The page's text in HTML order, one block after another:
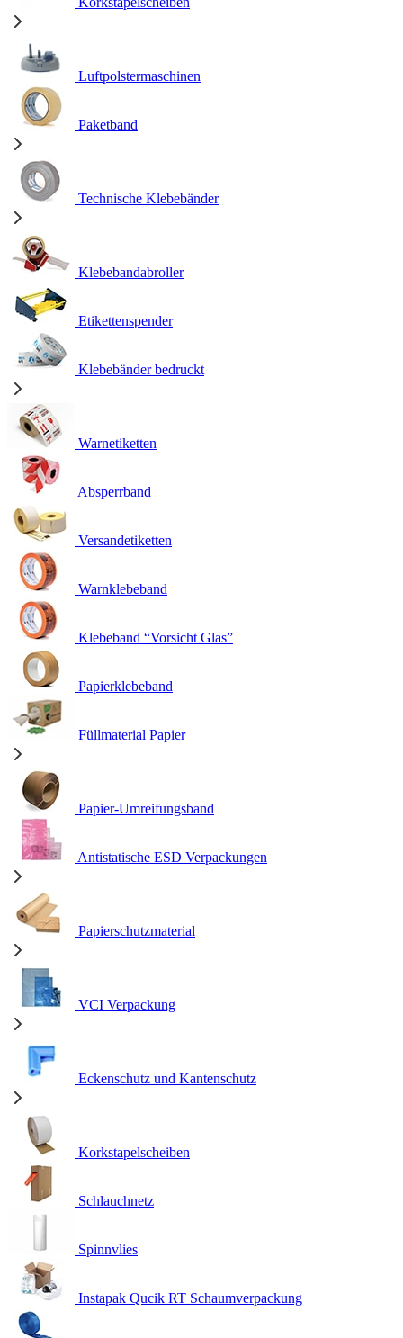
Luftpolstermaschinen
Paketband
Technische Klebebänder
Klebebandabroller
Etikettenspender
Klebebänder bedruckt
Warnetiketten
Absperrband
Versandetiketten
Warnklebeband
Klebeband “Vorsicht Glas”
Papierklebeband
Füllmaterial Papier
Papier-Umreifungsband
Antistatische ESD Verpackungen
Papierschutzmaterial
VCI Verpackung
Eckenschutz und Kantenschutz
Korkstapelscheiben
Schlauchnetz
Spinnvlies
Instapak Qucik RT Schaumverpackung